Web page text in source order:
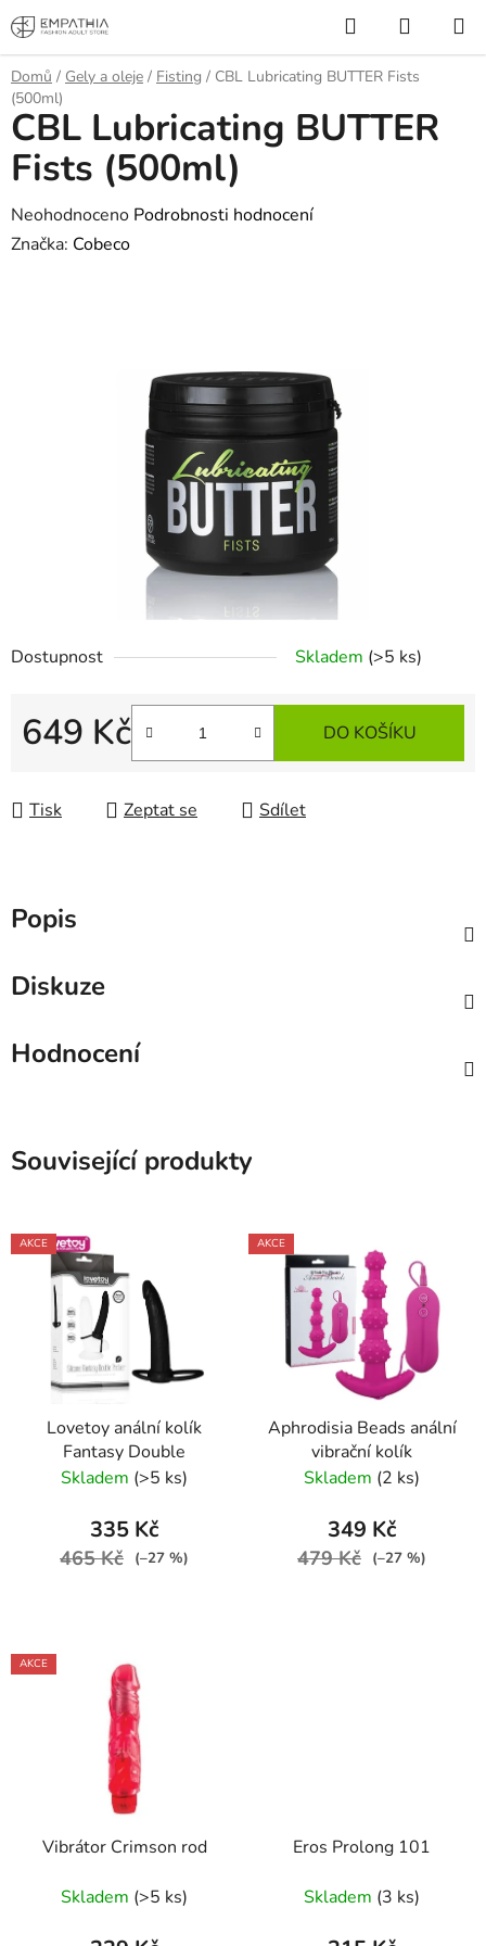
Přejít
na
obsah
Hledat
KOŠÍK
Domů / Gely a oleje / Fisting / CBL Lubricating BUTTER Fists
(500ml)
Dostupnost Skladem (>5 ks)
649 Kč DO KOŠÍKU
Tisk Zeptat se Sdílet
CBL Lubricating BUTTER
Fists (500ml)
Průměrné
hodnocení
Neohodnoceno Podrobnosti hodnocení
Značka: Cobeco
Popis
Diskuze
Hodnocení
Související produkty
AKCE
Lovetoy anální kolík
Fantasy Double
Skladem (>5 ks)
335 Kč
465 Kč (–27 %)
AKCE
Aphrodisia Beads anální
vibrační kolík
Skladem (2 ks)
349 Kč
479 Kč (–27 %)
AKCE
Vibrátor Crimson rod
Skladem (>5 ks)
Eros Prolong 101
Skladem (3 ks)